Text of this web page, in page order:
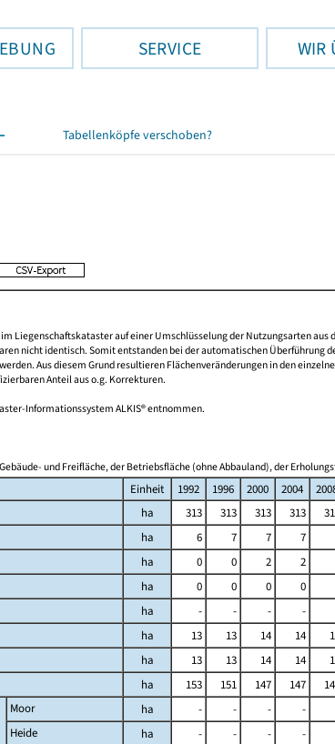
SERVICE WIR
Tabellenköpfe verschoben?
Liegenschaftskataster auf einer Umschlüsselung der Nutzungsarten
nicht identisch. Somit entstanden bei der automatischen Überführung
Aus diesem Grund resultieren Flächenveränderungen in den
Anteil aus o.g. Korrekturen.
Informationssystem ALKIS® entnommen.
und Freifläche, der Betriebsfläche (ohne Abbauland), der
Einheit 1992 1996 2000 2004
ha 313 313 313 313
ha 6 7 7 7
ha 0 0 2 2
ha 0 0 0 0
ha - - - -
ha 13 13 14 14
ha 13 13 14 14
ha 153 151 147 147
Moor ha - - - -
Heide
ha - - - -